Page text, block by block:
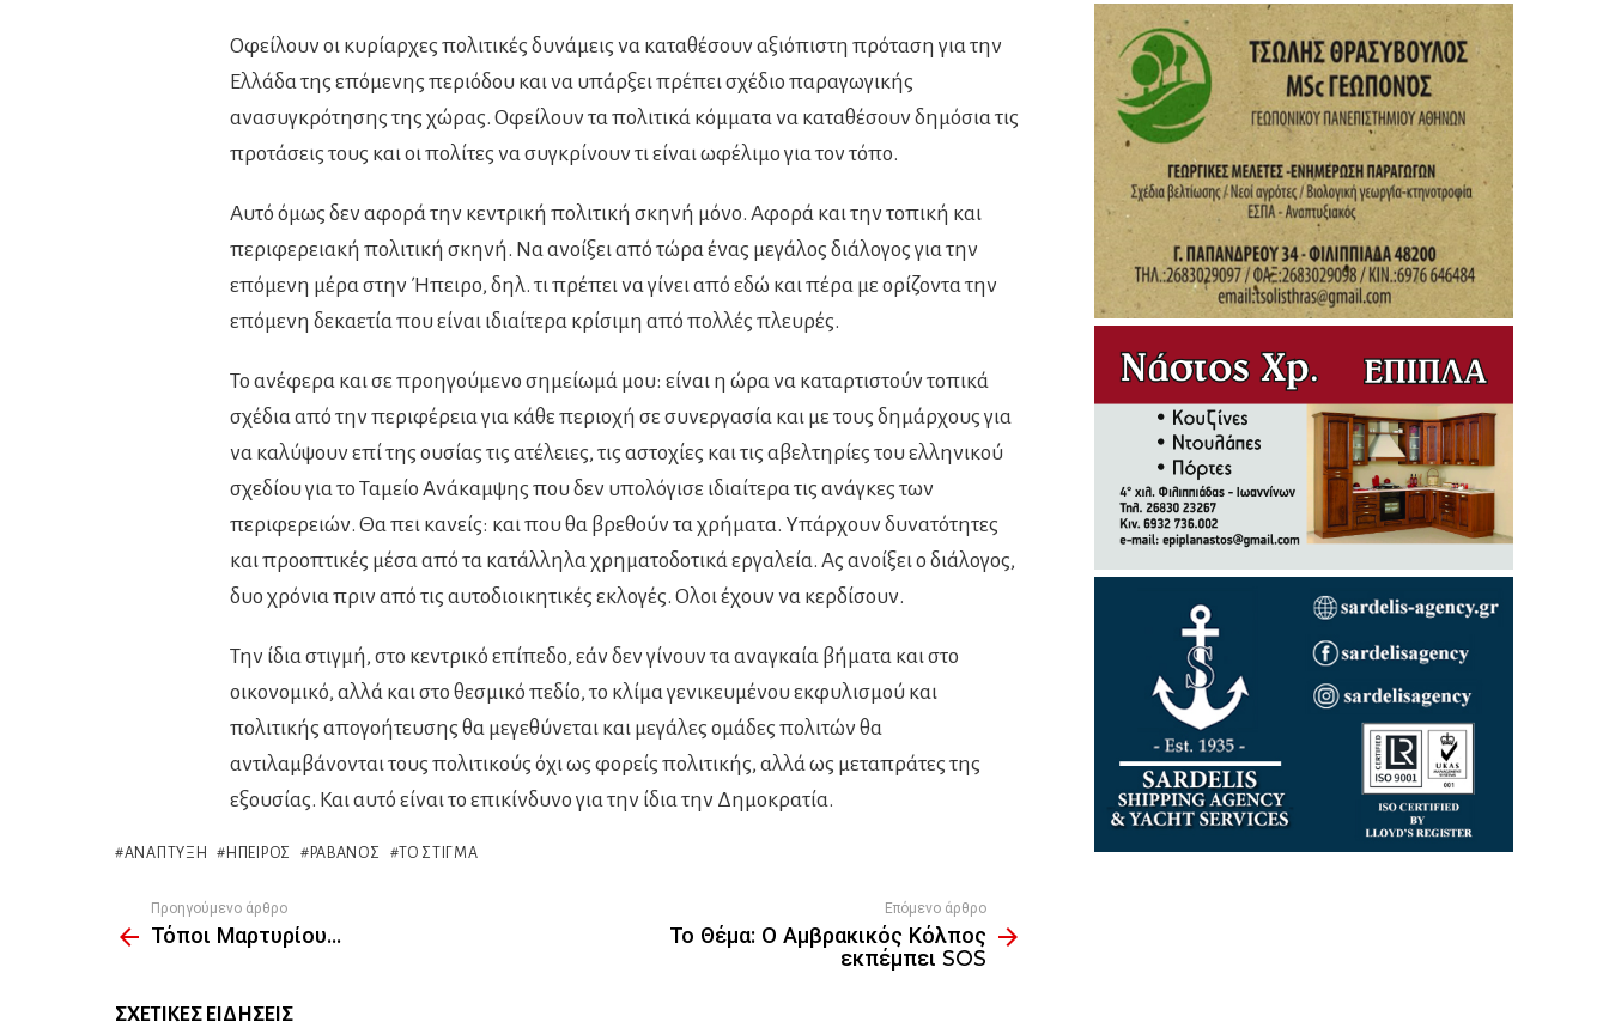
Οφείλουν οι κυρίαρχες πολιτικές δυνάμεις να καταθέσουν αξιόπιστη πρόταση για την
Ελλάδα της επόμενης περιόδου και να υπάρξει πρέπει σχέδιο παραγωγικής
ανασυγκρότησης της χώρας. Οφείλουν τα πολιτικά κόμματα να καταθέσουν δημόσια τις
προτάσεις τους και οι πολίτες να συγκρίνουν τι είναι ωφέλιμο για τον τόπο.
Αυτό όμως δεν αφορά την κεντρική πολιτική σκηνή μόνο. Αφορά και την τοπική και
περιφερειακή πολιτική σκηνή. Να ανοίξει από τώρα ένας μεγάλος διάλογος για την
επόμενη μέρα στην Ήπειρο, δηλ. τι πρέπει να γίνει από εδώ και πέρα με ορίζοντα την
επόμενη δεκαετία που είναι ιδιαίτερα κρίσιμη από πολλές πλευρές.
Το ανέφερα και σε προηγούμενο σημείωμά μου: είναι η ώρα να καταρτιστούν τοπικά
σχέδια από την περιφέρεια για κάθε περιοχή σε συνεργασία και με τους δημάρχους για
να καλύψουν επί της ουσίας τις ατέλειες, τις αστοχίες και τις αβελτηρίες του ελληνικού
σχεδίου για το Ταμείο Ανάκαμψης που δεν υπολόγισε ιδιαίτερα τις ανάγκες των
περιφερειών. Θα πει κανείς: και που θα βρεθούν τα χρήματα. Υπάρχουν δυνατότητες
και προοπτικές μέσα από τα κατάλληλα χρηματοδοτικά εργαλεία. Ας ανοίξει ο διάλογος,
δυο χρόνια πριν από τις αυτοδιοικητικές εκλογές. Ολοι έχουν να κερδίσουν.
Την ίδια στιγμή, στο κεντρικό επίπεδο, εάν δεν γίνουν τα αναγκαία βήματα και στο
οικονομικό, αλλά και στο θεσμικό πεδίο, το κλίμα γενικευμένου εκφυλισμού και
πολιτικής απογοήτευσης θα μεγεθύνεται και μεγάλες ομάδες πολιτών θα
αντιλαμβάνονται τους πολιτικούς όχι ως φορείς πολιτικής, αλλά ως μεταπράτες της
εξουσίας. Και αυτό είναι το επικίνδυνο για την ίδια την Δημοκρατία.
ΑΝΆΠΤΥΞΗ ΉΠΕΙΡΟΣ ΡΑΒΑΝΌΣ ΤΟ ΣΤΊΓΜΑ
more
Προηγούμενο άρθρο
Τόποι Μαρτυρίου…
Επόμενο άρθρο
Το Θέμα: Ο Αμβρακικός Κόλπος
εκπέμπει SOS
ΣΧΕΤΙΚΈΣ ΕΙΔΉΣΕΙΣ